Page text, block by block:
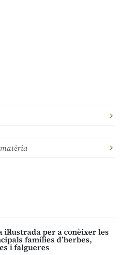
il·lustrada per a conèixer les
famílies d’herbes,
i falgueres